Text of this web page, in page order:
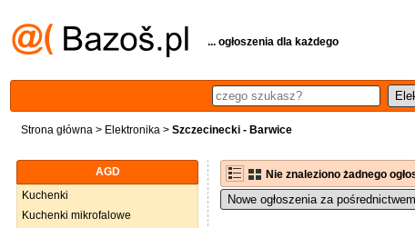
... ogłoszenia dla każdego
Strona główna > Elektronika > Szczecinecki - Barwice
AGD
Kuchenki
Kuchenki mikrofalowe
Nie znaleziono żadnego
Nowe ogłoszenia za